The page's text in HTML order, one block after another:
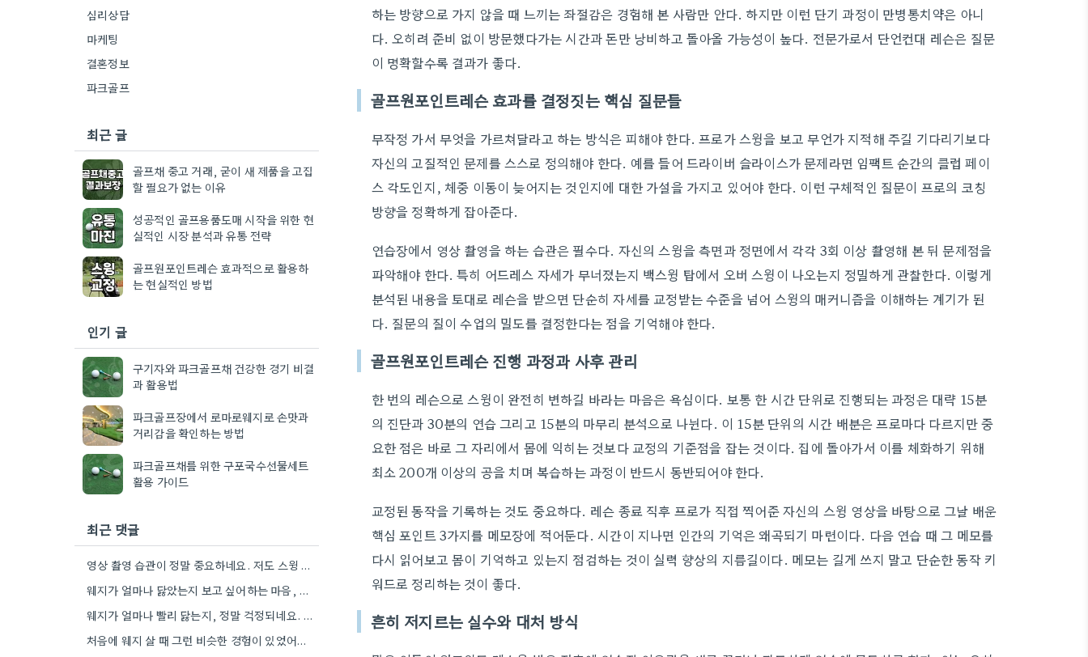
하는 방향으로 가지 않을 때 느끼는 좌절감은 경험해 본 사람만 안다. 하지만 이런 단기 과정이 만병통치약은 아니
다. 오히려 준비 없이 방문했다가는 시간과 돈만 낭비하고 돌아올 가능성이 높다. 전문가로서 단언컨대 레슨은 질문
이 명확할수록 결과가 좋다.
골프원포인트레슨 효과를 결정짓는 핵심 질문들
무작정 가서 무엇을 가르쳐달라고 하는 방식은 피해야 한다. 프로가 스윙을 보고 무언가 지적해 주길 기다리기보다
자신의 고질적인 문제를 스스로 정의해야 한다. 예를 들어 드라이버 슬라이스가 문제라면 임팩트 순간의 클럽 페이
스 각도인지, 체중 이동이 늦어지는 것인지에 대한 가설을 가지고 있어야 한다. 이런 구체적인 질문이 프로의 코칭
방향을 정확하게 잡아준다.
연습장에서 영상 촬영을 하는 습관은 필수다. 자신의 스윙을 측면과 정면에서 각각 3회 이상 촬영해 본 뒤 문제점을
파악해야 한다. 특히 어드레스 자세가 무너졌는지 백스윙 탑에서 오버 스윙이 나오는지 정밀하게 관찰한다. 이렇게
분석된 내용을 토대로 레슨을 받으면 단순히 자세를 교정받는 수준을 넘어 스윙의 매커니즘을 이해하는 계기가 된
다. 질문의 질이 수업의 밀도를 결정한다는 점을 기억해야 한다.
골프원포인트레슨 진행 과정과 사후 관리
한 번의 레슨으로 스윙이 완전히 변하길 바라는 마음은 욕심이다. 보통 한 시간 단위로 진행되는 과정은 대략 15분
의 진단과 30분의 연습 그리고 15분의 마무리 분석으로 나뉜다. 이 15분 단위의 시간 배분은 프로마다 다르지만 중
요한 점은 바로 그 자리에서 몸에 익히는 것보다 교정의 기준점을 잡는 것이다. 집에 돌아가서 이를 체화하기 위해
최소 200개 이상의 공을 치며 복습하는 과정이 반드시 동반되어야 한다.
교정된 동작을 기록하는 것도 중요하다. 레슨 종료 직후 프로가 직접 찍어준 자신의 스윙 영상을 바탕으로 그날 배운
핵심 포인트 3가지를 메모장에 적어둔다. 시간이 지나면 인간의 기억은 왜곡되기 마련이다. 다음 연습 때 그 메모를
다시 읽어보고 몸이 기억하고 있는지 점검하는 것이 실력 향상의 지름길이다. 메모는 길게 쓰지 말고 단순한 동작 키
워드로 정리하는 것이 좋다.
흔히 저지르는 실수와 대처 방식
심리상담
마케팅
결혼정보
파크골프
최근 글
골프채 중고 거래, 굳이 새 제품을 고집
할 필요가 없는 이유
성공적인 골프용품도매 시작을 위한 현
실적인 시장 분석과 유통 전략
골프원포인트레슨 효과적으로 활용하
는 현실적인 방법
인기 글
구기자와 파크골프채 건강한 경기 비결
과 활용법
파크골프장에서 로마로웨지로 손맛과
거리감을 확인하는 방법
파크골프채를 위한 구포국수선물세트
활용 가이드
최근 댓글
영상 촬영 습관이 정말 중요하네요. 저도 스윙 영상 분석하면서 개선하는 게 훨씬 효과적이더라고요.
웨지가 얼마나 닳았는지 보고 싶어하는 마음, 정말 공감돼요. 제가 처음 중고 웨지를 샀을 때도 그랬거든요.
웨지가 얼마나 빨리 닳는지, 정말 걱정되네요. 저도 처음 중고 구매했을 때 비슷한 걱정 때문에 하루만…
처음에 웨지 살 때 그런 비슷한 경험이 있었어요. 페이스 닳은 정도 때문에 속상하더라고요.